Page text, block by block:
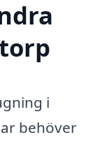
i
behöver